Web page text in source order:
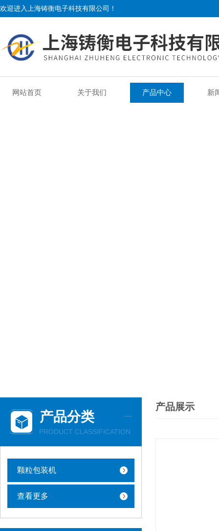
欢迎进入上海铸衡电子科技有限公司！
网站首页 关于我们 产品中心 新
产品分类
PRODUCT CLASSIFICATION
颗粒包装机
查看更多
产品展示